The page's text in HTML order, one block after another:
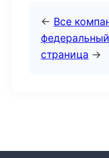
← Все
страница →